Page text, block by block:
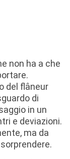
non ha a che
del flâneur
di
in un
e deviazioni.
ma da